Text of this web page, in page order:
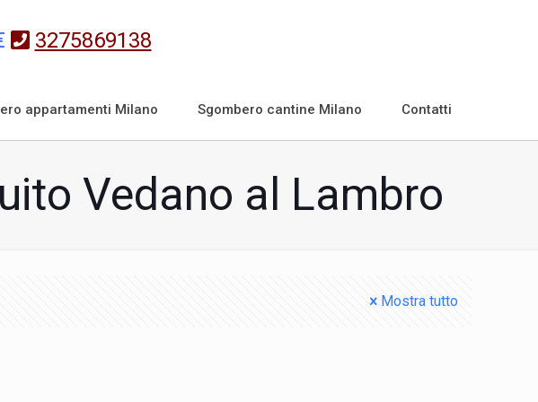
3275869138
appartamenti Milano Sgombero cantine Milano Contatti
Vedano al Lambro
Mostra tutto